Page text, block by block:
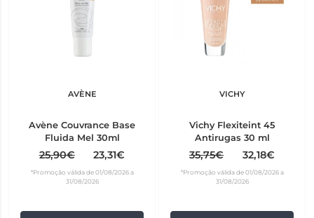
AVÈNE
Avène Couvrance Base
Fluida Mel 30ml
25,90€ 23,31€
*Promoção válida de 01/08/2026 a
31/08/2026
VICHY
Vichy Flexiteint 45
Antirugas 30 ml
35,75€ 32,18€
*Promoção válida de 01/08/2026 a
31/08/2026